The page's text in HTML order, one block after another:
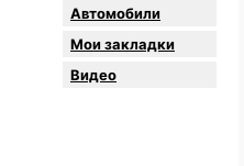
Автомобили
Мои закладки
Видео